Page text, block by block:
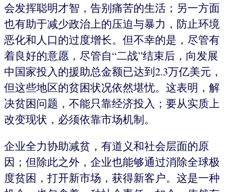
会发挥聪明才智，告别痛苦的生活；另一方面
也有助于减少政治上的压迫与暴力，防止环境
恶化和人口的过度增长。但不幸的是，尽管有
着良好的意愿，尽管自“二战”结束后，向发展
中国家投入的援助总金额已达到2.3万亿美元，
但这些地区的贫困状况依然堪忧。这表明，解
决贫困问题，不能只靠经济投入；要从实质上
改变现状，必须依靠市场机制。
企业全力协助减贫，有道义和社会层面的原
因；但除此之外，企业也能够通过消除全球极
度贫困，打开新市场，获得新客户。这是一种